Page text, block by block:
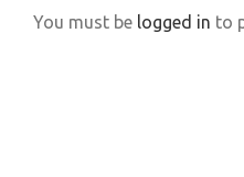
You must be logged in to